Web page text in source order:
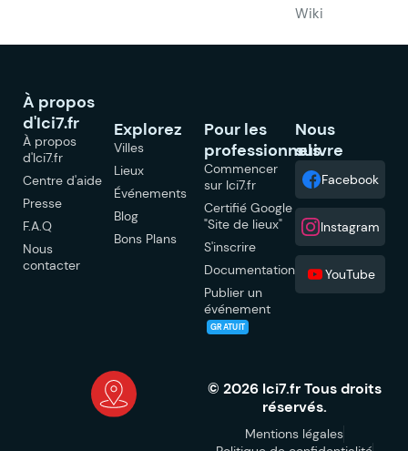
Wiki
À propos
d'Ici7.fr
À propos
d'Ici7.fr
Centre d'aide
Presse
F.A.Q
Nous
contacter
Explorez
Villes
Lieux
Événements
Blog
Bons Plans
Pour les
professionnels
Commencer
sur Ici7.fr
Certifié Google
"Site de lieux"
S'inscrire
Documentation
Publier un
événement
GRATUIT
Nous
suivre
Facebook
Instagram
YouTube
© 2026 Ici7.fr Tous droits
réservés.
Mentions légales